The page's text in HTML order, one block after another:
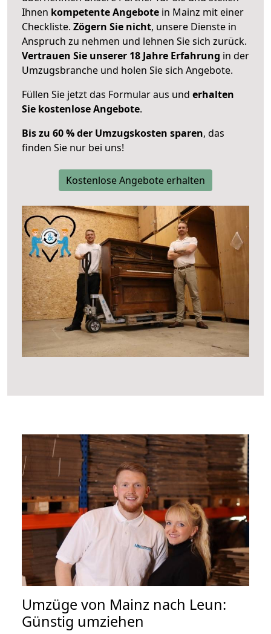
Ihnen kompetente Angebote in Mainz mit einer
Checkliste. Zögern Sie nicht, unsere Dienste in
Anspruch zu nehmen und lehnen Sie sich zurück.
Vertrauen Sie unserer 18 Jahre Erfahrung in der
Umzugsbranche und holen Sie sich Angebote.
Füllen Sie jetzt das Formular aus und erhalten
Sie kostenlose Angebote.
Bis zu 60 % der Umzugskosten sparen, das
finden Sie nur bei uns!
Kostenlose Angebote erhalten
Umzüge von Mainz nach Leun:
Günstig umziehen